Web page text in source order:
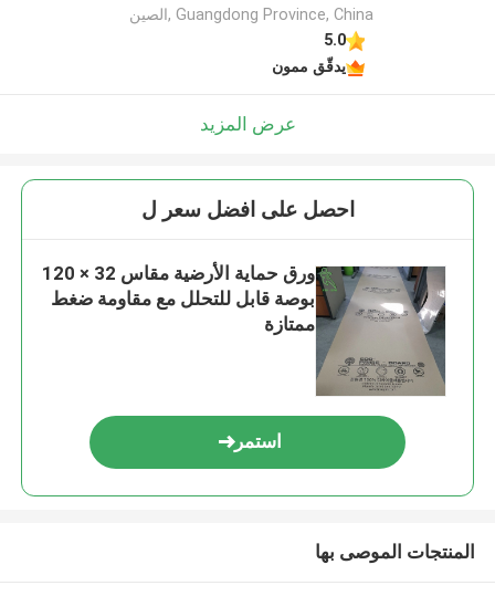
Guangdong Province, China ,الصين
5.0
يدقّق ممون
عرض المزيد
احصل على افضل سعر ل
ورق حماية الأرضية مقاس 32 × 120
بوصة قابل للتحلل مع مقاومة ضغط
ممتازة
استمر
المنتجات الموصى بها